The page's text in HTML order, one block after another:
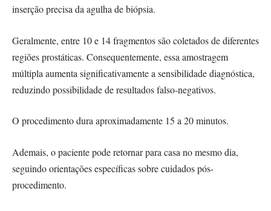
inserção precisa da agulha de biópsia.
Geralmente, entre 10 e 14 fragmentos são coletados de diferentes
regiões prostáticas. Consequentemente, essa amostragem
múltipla aumenta significativamente a sensibilidade diagnóstica,
reduzindo possibilidade de resultados falso-negativos.
O procedimento dura aproximadamente 15 a 20 minutos.
Ademais, o paciente pode retornar para casa no mesmo dia,
seguindo orientações específicas sobre cuidados pós-
procedimento.